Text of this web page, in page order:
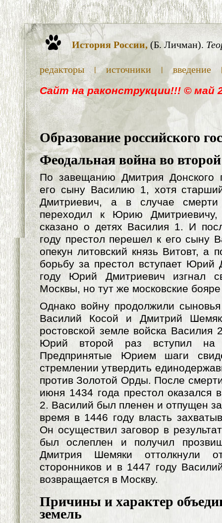
История России, (Б. Личман).
редакторы | источники | введение
Cайт на раконструкции!!! © май
Образование российского
Феодальная война во
По завещанию Дмитрия Донского
его сыну Василию 1, хотя
Дмитриевич, а в случае
переходил к Юрию
сказано о детях Василия 1. И
году престол перешел к его сыну
опекун литовский князь Витовт, а
борьбу за престол вступает
году Юрий Дмитриевич изгнал
Москвы, но тут же московские
Однако войну продолжили
Василий Косой и Дмитрий
ростовской земле войска
Юрий второй раз вступил на
Предпринятые Юрием шаги
стремлении утвердить
против Золотой Орды. После
июня 1434 года престол оказался
2. Василий был пленен и отпущен
время в 1446 году власть
Он осуществил заговор в
был ослеплен и получил
Дмитрия Шемяки оттолкнули
сторонников и в 1447 году
возвращается в Москву.
Причины и характер
земель